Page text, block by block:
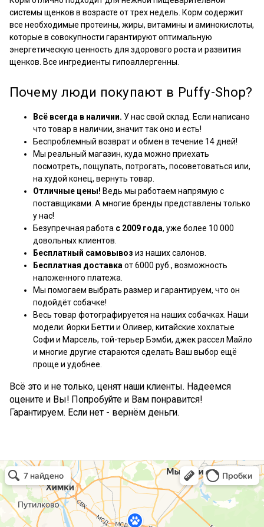
системы щенков в возрасте от трех недель. Корм содержит
все необходимые протеины, жиры, витамины и аминокислоты,
которые в совокупности гарантируют оптимальную
энергетическую ценность для здорового роста и развития
щенков. Все ингредиенты гипоаллергенны.
Почему люди покупают в Puffy-Shop?
Всё всегда в наличии. У нас свой склад. Если написано
что товар в наличии, значит так оно и есть!
Беспроблемный возврат и обмен в течение 14 дней!
Мы реальный магазин, куда можно приехать
посмотреть, пощупать, потрогать, посоветоваться или,
на худой конец, вернуть товар.
Отличные цены! Ведь мы работаем напрямую с
поставщиками. А многие бренды представлены только
у нас!
Безупречная работа с 2009 года, уже более 10 000
довольных клиентов.
Бесплатный самовывоз из наших салонов.
Бесплатная доставка от 6000 руб., возможность
наложенного платежа.
Мы помогаем выбрать размер и гарантируем, что он
подойдёт собачке!
Весь товар фотографируется на наших собачках. Наши
модели: йорки Бетти и Оливер, китайские хохлатые
Софи и Марсель, той-терьер Бэмби, джек рассел Майло
и многие другие стараются сделать Ваш выбор ещё
проще и удобнее.
Всё это и не только, ценят наши клиенты. Надеемся
оцените и Вы! Попробуйте и Вам понравится!
Гарантируем. Если нет - вернём деньги.